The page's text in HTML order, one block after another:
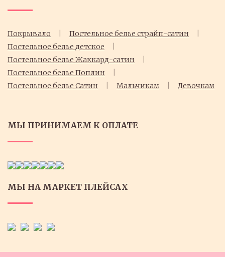
Покрывало
Постельное белье страйп-сатин
Постельное белье детское
Постельное белье Жаккард-сатин
Постельное белье Поплин
Постельное белье Cатин
Мальчикам Девочкам
МЫ ПРИНИМАЕМ К ОПЛАТЕ
МЫ НА МАРКЕТ ПЛЕЙСАХ